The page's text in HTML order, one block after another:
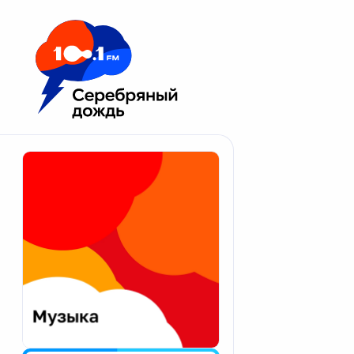
Москва 100.1 FM
Апатиты
Екатеринбург
Калининград
Калуга